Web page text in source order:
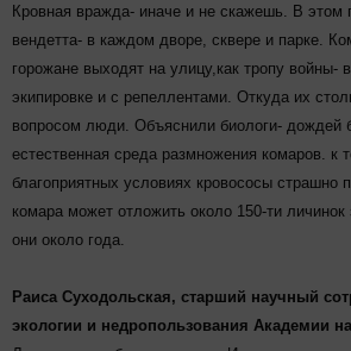
Кровная вражда- иначе и не скажешь. В этом
вендетта- в каждом дворе, сквере и парке.
горожане выходят на улицу,как тропу войны-
экипировке и с репеллентами. Откуда их
вопросом люди. Объяснили биологи- дождей
естественная среда размножения комаров. к
благоприятных условиях кровососы страшно
комара может отложить около 150-ти
они около года.
Раиса Суходольская, старший научный
экологии и недропользования Академии